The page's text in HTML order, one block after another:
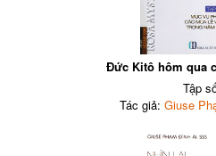
Đức Kitô hôm qua
Tập
Tác giả:Giuse